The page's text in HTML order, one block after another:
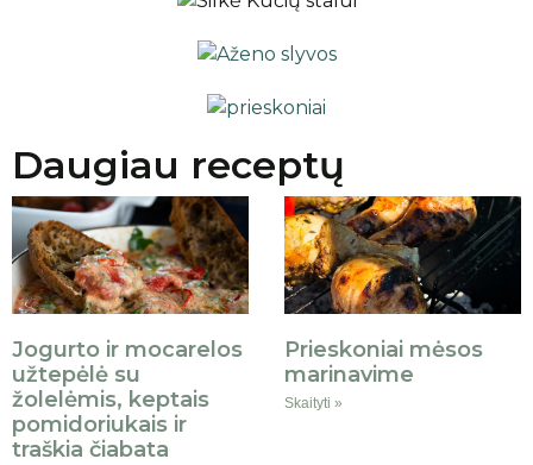
Daugiau receptų
Jogurto ir mocarelos
užtepėlė su
žolelėmis, keptais
pomidoriukais ir
traškia čiabata
Prieskoniai mėsos
marinavime
Skaityti »